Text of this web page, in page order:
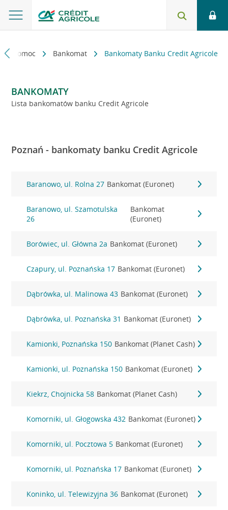
i pomoc Bankomat Bankomaty Banku Credit Agricole
BANKOMATY
Lista bankomatów banku Credit Agricole
Poznań - bankomaty banku Credit Agricole
Baranowo, ul. Rolna 27 Bankomat (Euronet)
Baranowo, ul. Szamotulska
26
Bankomat
(Euronet)
Borówiec, ul. Główna 2a Bankomat (Euronet)
Czapury, ul. Poznańska 17 Bankomat (Euronet)
Dąbrówka, ul. Malinowa 43 Bankomat (Euronet)
Dąbrówka, ul. Poznańska 31 Bankomat (Euronet)
Kamionki, Poznańska 150 Bankomat (Planet Cash)
Kamionki, ul. Poznańska 150 Bankomat (Euronet)
Kiekrz, Chojnicka 58 Bankomat (Planet Cash)
Komorniki, ul. Głogowska 432 Bankomat (Euronet)
Komorniki, ul. Pocztowa 5 Bankomat (Euronet)
Komorniki, ul. Poznańska 17 Bankomat (Euronet)
Koninko, ul. Telewizyjna 36 Bankomat (Euronet)